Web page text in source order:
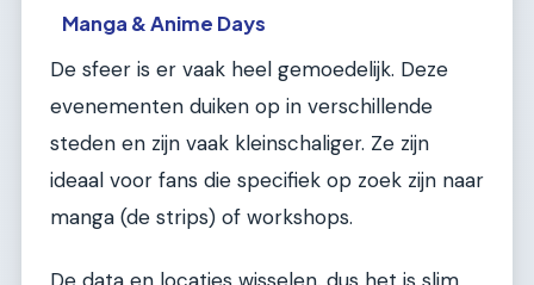
Manga & Anime Days
De sfeer is er vaak heel gemoedelijk. Deze
evenementen duiken op in verschillende
steden en zijn vaak kleinschaliger. Ze zijn
ideaal voor fans die specifiek op zoek zijn naar
manga (de strips) of workshops.